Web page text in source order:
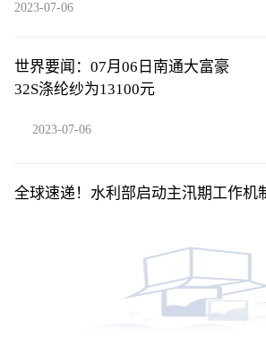
2023-07-06
世界要闻：07月06日南通大富豪
32S涤纶纱为13100元
2023-07-06
全球速递！水利部启动主汛期工作机